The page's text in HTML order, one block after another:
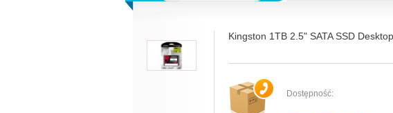
Kingston 1TB 2.5" SATA SSD Desktop
Dostępność: